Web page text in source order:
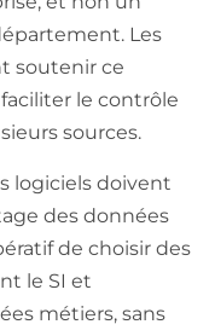
Les
soutenir ce
le contrôle
sources.
logiciels doivent
des données
de choisir des
le SI et
métiers, sans